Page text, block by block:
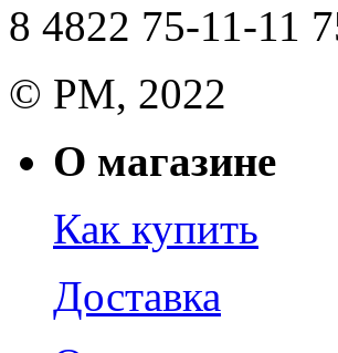
8 4822 75-11-11
© РМ, 2022
О магазине
Как купить
Доставка